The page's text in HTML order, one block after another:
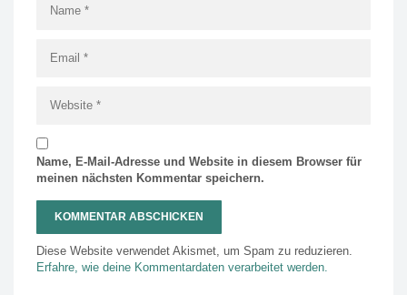
Name, E-Mail-Adresse und Website in diesem Browser für
meinen nächsten Kommentar speichern.
Diese Website verwendet Akismet, um Spam zu reduzieren.
Erfahre, wie deine Kommentardaten verarbeitet werden.